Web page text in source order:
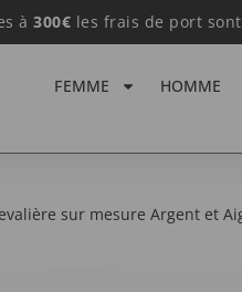
à 300€ les frais de port
FEMME HOMME
sur mesure Argent et